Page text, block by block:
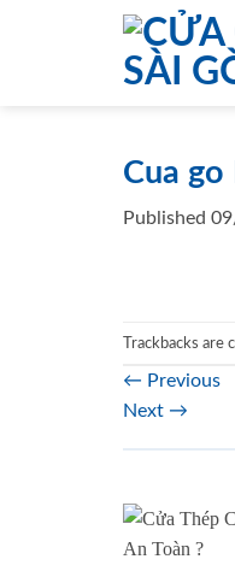
Cua
Published
Trackbacks are
← Previous
Next →